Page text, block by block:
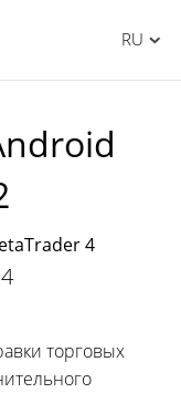
RU
4
торговых